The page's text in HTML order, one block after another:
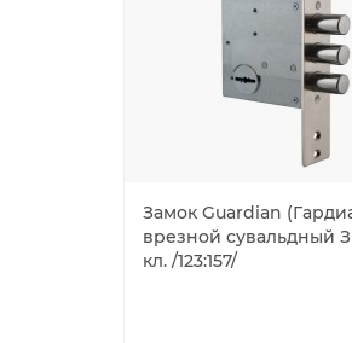
Замок Guardian
врезной сувальдный
кл. /123:157/